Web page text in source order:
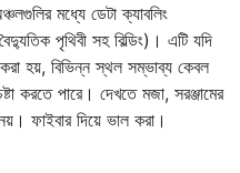
মধ্যে ডেটা ক্যাবলিং
পৃথিবী সহ বিল্ডিং)। এটি যদি
হয়, বিভিন্ন স্থল সম্ভাব্য কেবল
করতে পারে। দেখতে মজা, সরঞ্জামের
ফাইবার দিয়ে ভাল করা।